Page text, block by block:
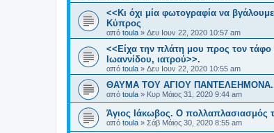
<<Κι όχι μία φωτογραφία να
Κύπρος
από toula » Δευ Ιουν 22, 2020 10:57 am
<<Είχα την πλάτη μου προς τον τάφο
Ιωαννίδου, ιατρού>>.
από toula » Δευ Ιουν 22, 2020 10:55 am
ΘΑΥΜΑ ΤΟΥ ΑΓΙΟΥ
από toula » Κυρ Μάιος 31, 2020 9:44 am
Άγιος Ιάκωβος. Ο πολλαπλασιασμός
από toula » Σάβ Μάιος 30, 2020 8:55 am